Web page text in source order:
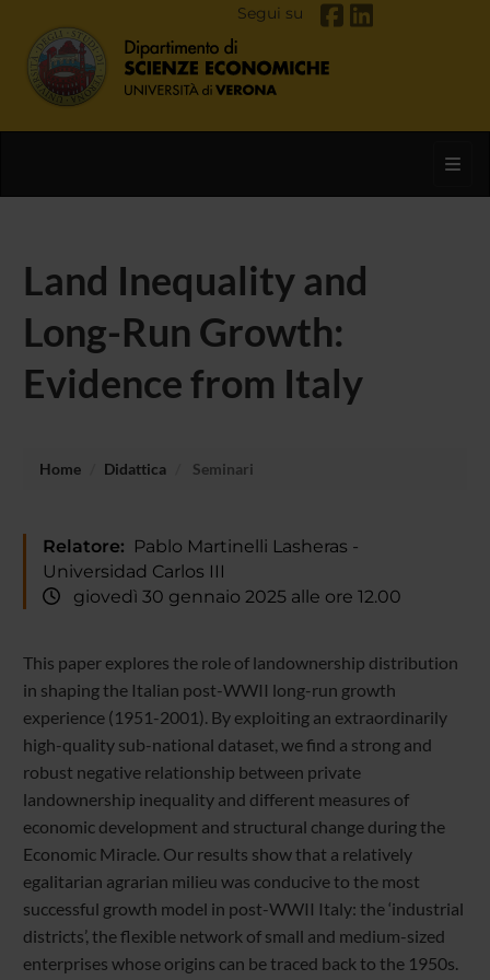
Segui su
Land Inequality and
Long-Run Growth:
Evidence from Italy
Home Didattica Seminari
Relatore: Pablo Martinelli Lasheras -
Universidad Carlos III
giovedì 30 gennaio 2025 alle ore 12.00
This paper explores the role of landownership distribution
in shaping the Italian post-WWII long-run growth
experience (1951-2001). By exploiting an extraordinarily
high-quality sub-national dataset, we find a strong and
robust negative relationship between private
landownership inequality and different measures of
economic development and structural change during the
Economic Miracle. Our results show that a relatively
egalitarian agrarian milieu was conducive to the most
successful growth model in post-WWII Italy: the ‘industrial
districts’, the flexible network of small and medium-sized
enterprises whose origins can be traced back to the 1950s.